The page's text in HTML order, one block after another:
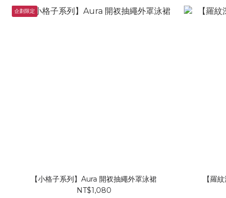
企劃限定
【小格子系列】Aura 開衩抽繩外罩泳裙
NT$1,080
【羅